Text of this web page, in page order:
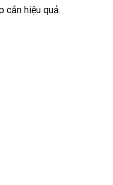
cắn hiệu quả.